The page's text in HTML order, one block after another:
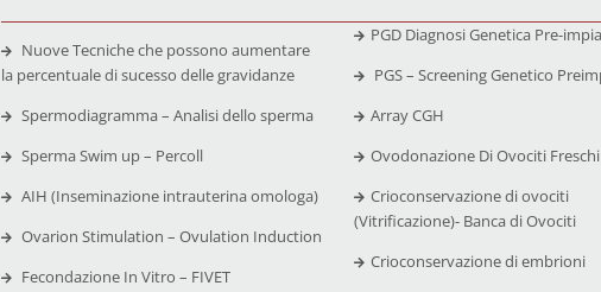
Nuove Tecniche che possono aumentare
la percentuale di sucesso delle gravidanze
Spermodiagramma – Analisi dello sperma
Sperma Swim up – Percoll
AIH (Inseminazione intrauterina omologa)
Ovarion Stimulation – Ovulation Induction
Fecondazione In Vitro – FIVET
PGD Diagnosi Genetica Pre-
PGS – Screening Genetico
Array CGH
Ovodonazione Di Ovociti Freschi
Crioconservazione di ovociti
(Vitrificazione)- Banca di Ovociti
Crioconservazione di embrioni